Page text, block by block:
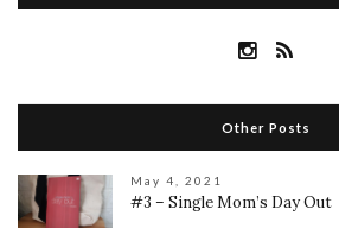
Other Posts
May 4, 2021
#3 – Single Mom’s Day Out